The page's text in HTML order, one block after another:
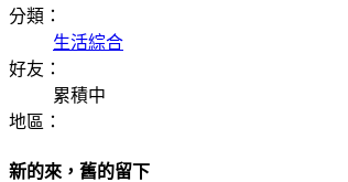
分類：
生活綜合
好友：
累積中
地區：
新的來，舊的留下